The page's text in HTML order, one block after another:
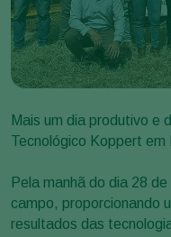
Mais um dia produtivo e
Tecnológico Koppert em
Pela manhã do dia 28
campo, proporcionando
resultados das